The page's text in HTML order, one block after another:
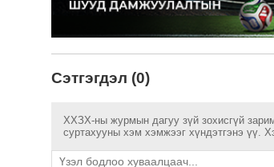
Сэтгэгдэл (0)
ХХЗХ-ны журмын дагуу зүй зохисгүй
суртахууны хэм хэмжээг хүндэтгэнэ үү.